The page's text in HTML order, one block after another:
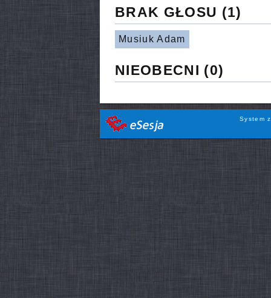
BRAK GŁOSU (1)
Musiuk Adam
NIEOBECNI (0)
System